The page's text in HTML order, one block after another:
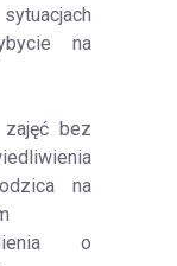
na
zajęć bez
na
o